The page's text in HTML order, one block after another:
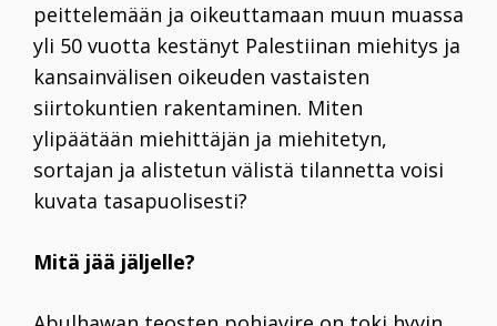
peittelemään ja oikeuttamaan muun muassa
yli 50 vuotta kestänyt Palestiinan miehitys ja
kansainvälisen oikeuden vastaisten
siirtokuntien rakentaminen. Miten
ylipäätään miehittäjän ja miehitetyn,
sortajan ja alistetun välistä tilannetta voisi
kuvata tasapuolisesti?
Mitä jää jäljelle?